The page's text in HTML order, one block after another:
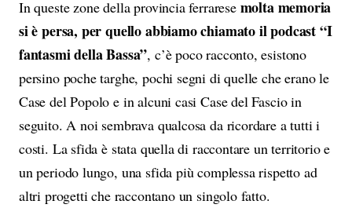
In queste zone della provincia ferrarese molta memoria
si è persa, per quello abbiamo chiamato il podcast “I
fantasmi della Bassa”, c’è poco racconto, esistono
persino poche targhe, pochi segni di quelle che erano le
Case del Popolo e in alcuni casi Case del Fascio in
seguito. A noi sembrava qualcosa da ricordare a tutti i
costi. La sfida è stata quella di raccontare un territorio e
un periodo lungo, una sfida più complessa rispetto ad
altri progetti che raccontano un singolo fatto.